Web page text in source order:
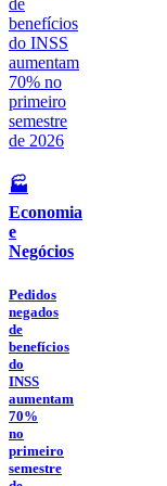
🏭
Economia
e
Negócios
Pedidos
negados
de
benefícios
do
INSS
aumentam
70%
no
primeiro
semestre